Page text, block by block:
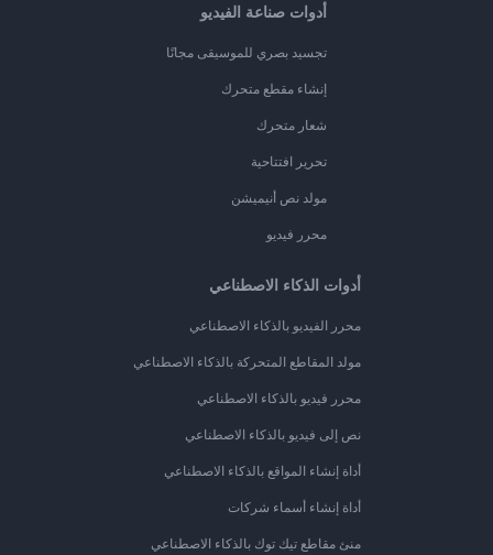
أدوات صناعة الفيديو
تجسيد بصري للموسيقى مجانًا
إنشاء مقطع متحرك
شعار متحرك
تحرير افتتاحية
مولد نص أنيميشن
محرر فيديو
أدوات الذكاء الاصطناعي
محرر الفيديو بالذكاء الاصطناعي
مولد المقاطع المتحركة بالذكاء الاصطناعي
محرر فيديو بالذكاء الاصطناعي
نص إلى فيديو بالذكاء الاصطناعي
أداة إنشاء المواقع بالذكاء الاصطناعي
أداة إنشاء أسماء شركات
منئ مقاطع تيك توك بالذكاء الاصطناعي